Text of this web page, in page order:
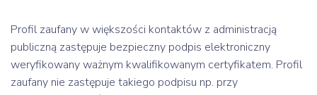
Profil zaufany w większości kontaktów z administracją
publiczną zastępuje bezpieczny podpis elektroniczny
weryfikowany ważnym kwalifikowanym certyfikatem. Profil
zaufany nie zastępuje takiego podpisu np. przy